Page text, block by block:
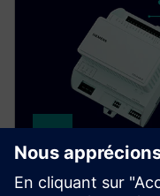
Magnetic